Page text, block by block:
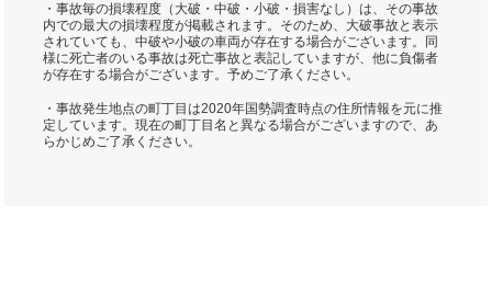
・事故毎の損壊程度（大破・中破・小破・損害なし）は、その事故
内での最大の損壊程度が掲載されます。そのため、大破事故と表示
されていても、中破や小破の車両が存在する場合がございます。同
様に死亡者のいる事故は死亡事故と表記していますが、他に負傷者
が存在する場合がございます。予めご了承ください。
・事故発生地点の町丁目は2020年国勢調査時点の住所情報を元に推
定しています。現在の町丁目名と異なる場合がございますので、あ
らかじめご了承ください。